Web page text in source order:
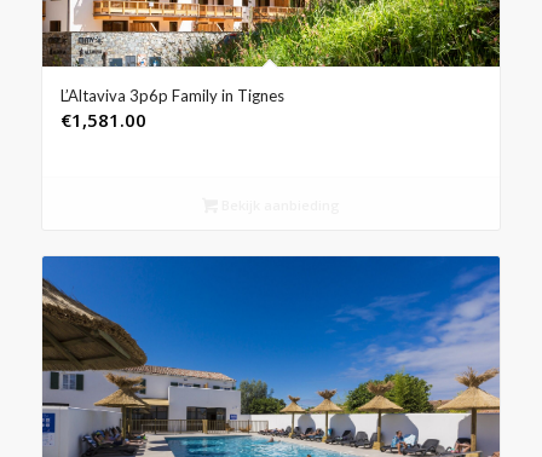
L’Altaviva 3p6p Family in Tignes
€1,581.00